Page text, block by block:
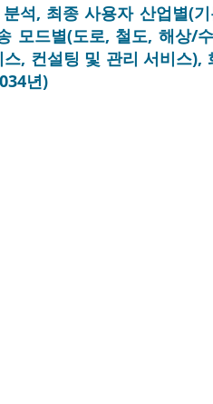
석, 최종 사용자 산업별(
모드별(도로, 철도, 해상/
, 컨설팅 및 관리 서비스),
년)